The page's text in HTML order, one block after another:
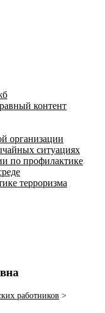
контент
организации
ситуациях
по профилактике
терроризма
работников >